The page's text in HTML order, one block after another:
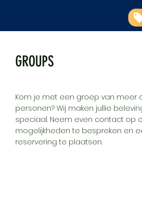
GROUPS
Kom je met een groep van meer
personen? Wij maken jullie
speciaal. Neem even contact op
mogelijkheden te bespreken en
reservering te plaatsen.